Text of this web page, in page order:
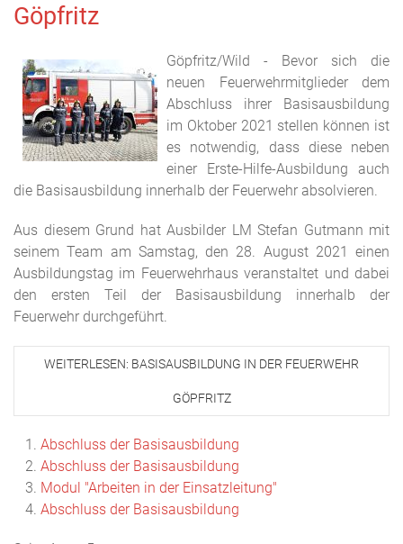
Göpfritz
Göpfritz/Wild - Bevor sich die
neuen Feuerwehrmitglieder dem
Abschluss ihrer Basisausbildung
im Oktober 2021 stellen können ist
es notwendig, dass diese neben
einer Erste-Hilfe-Ausbildung auch
die Basisausbildung innerhalb der Feuerwehr absolvieren.
Aus diesem Grund hat Ausbilder LM Stefan Gutmann mit
seinem Team am Samstag, den 28. August 2021 einen
Ausbildungstag im Feuerwehrhaus veranstaltet und dabei
den ersten Teil der Basisausbildung innerhalb der
Feuerwehr durchgeführt.
WEITERLESEN: BASISAUSBILDUNG IN DER FEUERWEHR
GÖPFRITZ
Abschluss der Basisausbildung
Abschluss der Basisausbildung
Modul "Arbeiten in der Einsatzleitung"
Abschluss der Basisausbildung